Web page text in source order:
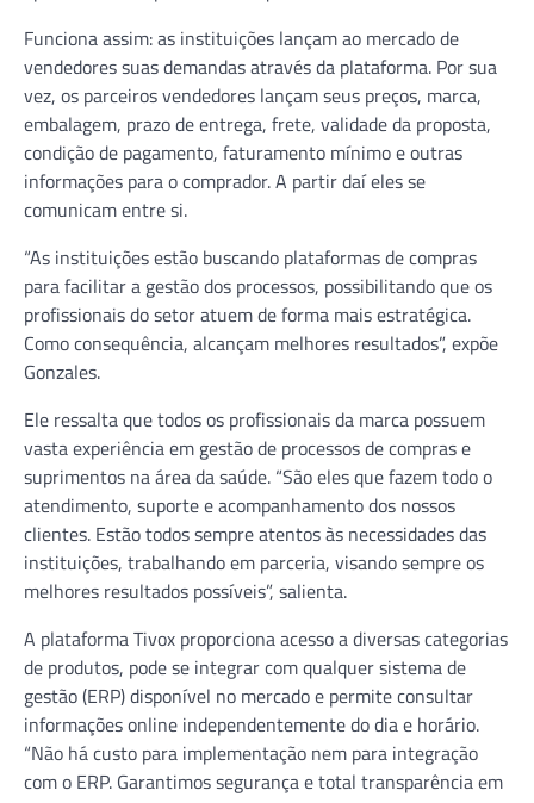
Funciona assim: as instituições lançam ao mercado de
vendedores suas demandas através da plataforma. Por sua
vez, os parceiros vendedores lançam seus preços, marca,
embalagem, prazo de entrega, frete, validade da proposta,
condição de pagamento, faturamento mínimo e outras
informações para o comprador. A partir daí eles se
comunicam entre si.
“As instituições estão buscando plataformas de compras
para facilitar a gestão dos processos, possibilitando que os
profissionais do setor atuem de forma mais estratégica.
Como consequência, alcançam melhores resultados”, expõe
Gonzales.
Ele ressalta que todos os profissionais da marca possuem
vasta experiência em gestão de processos de compras e
suprimentos na área da saúde. “São eles que fazem todo o
atendimento, suporte e acompanhamento dos nossos
clientes. Estão todos sempre atentos às necessidades das
instituições, trabalhando em parceria, visando sempre os
melhores resultados possíveis”, salienta.
A plataforma Tivox proporciona acesso a diversas categorias
de produtos, pode se integrar com qualquer sistema de
gestão (ERP) disponível no mercado e permite consultar
informações online independentemente do dia e horário.
“Não há custo para implementação nem para integração
com o ERP. Garantimos segurança e total transparência em